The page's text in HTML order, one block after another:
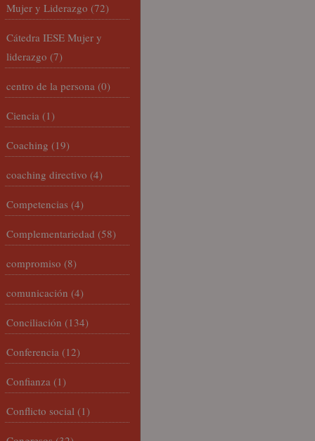
Mujer y Liderazgo (72)
Cátedra IESE Mujer y
liderazgo (7)
centro de la persona (0)
Ciencia (1)
Coaching (19)
coaching directivo (4)
Competencias (4)
Complementariedad (58)
compromiso (8)
comunicación (4)
Conciliación (134)
Conferencia (12)
Confianza (1)
Conflicto social (1)